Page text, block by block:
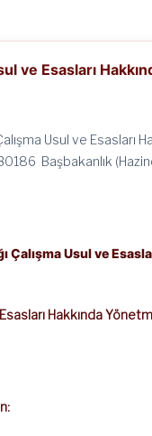
ve Esasları
Çalışma Usul ve
Başbakanlık
Çalışma Usul ve
Esasları Hakkında